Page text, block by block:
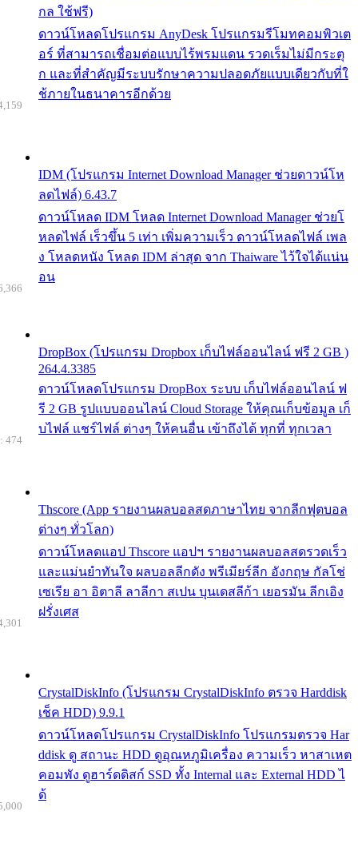
กล ใช้ฟรี)
ดาวน์โหลดโปรแกรม AnyDesk โปรแกรมรีโมทคอมพิวเต
อร์ ที่สามารถเชื่อมต่อแบบไร้พรมแดน รวดเร็มไม่มีกระตุ
ก และที่สำคัญมีระบบรักษาความปลอดภัยแบบเดียวกับที่ใ
ช้ภายในธนาคารอีกด้วย
IDM (โปรแกรม Internet Download Manager ช่วยดาวน์โห
ลดไฟล์) 6.43.7
ดาวน์โหลด IDM โหลด Internet Download Manager ช่วยโ
หลดไฟล์ เร็วขึ้น 5 เท่า เพิ่มความเร็ว ดาวน์โหลดไฟล์ เพล
ง โหลดหนัง โหลด IDM ล่าสุด จาก Thaiware ไว้ใจได้แน่น
อน
DropBox (โปรแกรม Dropbox เก็บไฟล์ออนไลน์ ฟรี 2 GB )
264.4.3385
ดาวน์โหลดโปรแกรม DropBox ระบบ เก็บไฟล์ออนไลน์ ฟ
รี 2 GB รูปแบบออนไลน์ Cloud Storage ให้คุณเก็บข้อมูล เก็
บไฟล์ แชร์ไฟล์ ต่างๆ ให้คนอื่น เข้าถึงได้ ทุกที่ ทุกเวลา
Thscore (App รายงานผลบอลสดภาษาไทย จากลีกฟุตบอล
ต่างๆ ทั่วโลก)
ดาวน์โหลดแอป Thscore แอปฯ รายงานผลบอลสดรวดเร็ว
และแม่นยำทันใจ ผลบอลลีกดัง พรีเมียร์ลีก อังกฤษ กัลโช่
เซเรีย อา อิตาลี ลาลีกา สเปน บุนเดสลีก้า เยอรมัน ลีกเอิง
ฝรั่งเศส
474
CrystalDiskInfo (โปรแกรม CrystalDiskInfo ตรวจ Harddisk
เช็ค HDD) 9.9.1
ดาวน์โหลดโปรแกรม CrystalDiskInfo โปรแกรมตรวจ Har
ddisk ดู สถานะ HDD ดูอุณหภูมิเครื่อง ความเร็ว หาสาเหต
คอมพัง ดูฮาร์ดดิสก์ SSD ทั้ง Internal และ External HDD ไ
ด้